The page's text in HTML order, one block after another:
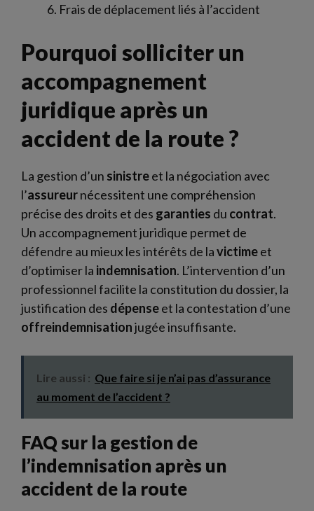
Frais de déplacement liés à l’accident
Pourquoi solliciter un
accompagnement
juridique après un
accident de la route ?
La gestion d’un sinistreet la négociation avec
l’assureurnécessitent une compréhension
précise des droits et des garanties du contrat.
Un accompagnement juridique permet de
défendre au mieux les intérêts de lavictimeet
d’optimiser la indemnisation. L’intervention d’un
professionnel facilite la constitution du dossier, la
justification des dépenseet la contestation d’une
offreindemnisationjugée insuffisante.
Lire aussi : Que faire si je n’ai pas d’assurance
au moment de l’accident ?
FAQ sur la gestion de
l’indemnisation après un
accident de la route